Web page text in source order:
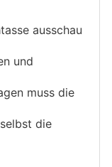
ausschau
und
muss die
die